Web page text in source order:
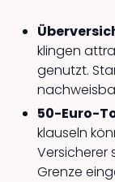
klingen
genutzt.
50-Euro-
klauseln
Versicherer
Grenze